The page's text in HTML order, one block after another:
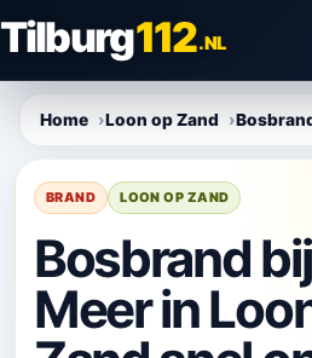
Direct
content
Tilburg112.NL
Home Loon op Zand
BRAND LOON OP ZAND
Bosbrand
Meer in